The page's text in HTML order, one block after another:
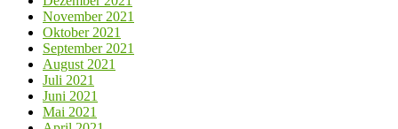
November 2021
Oktober 2021
September 2021
August 2021
Juli 2021
Juni 2021
Mai 2021